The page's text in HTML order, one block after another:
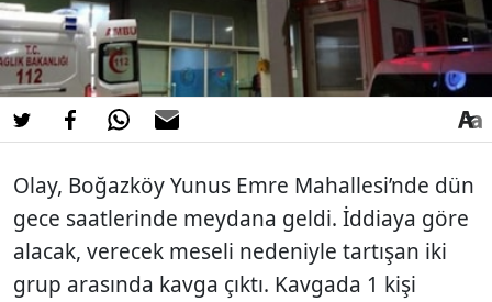
Olay, Boğazköy Yunus Emre Mahallesi’nde dün
gece saatlerinde meydana geldi. İddiaya göre
alacak, verecek meseli nedeniyle tartışan iki
grup arasında kavga çıktı. Kavgada 1 kişi